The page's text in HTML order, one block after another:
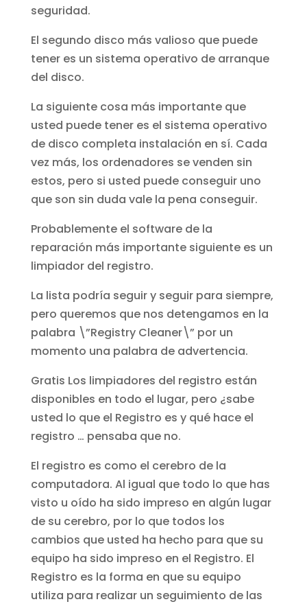
seguridad.
El segundo disco más valioso que puede
tener es un sistema operativo de arranque
del disco.
La siguiente cosa más importante que
usted puede tener es el sistema operativo
de disco completa instalación en sí. Cada
vez más, los ordenadores se venden sin
estos, pero si usted puede conseguir uno
que son sin duda vale la pena conseguir.
Probablemente el software de la
reparación más importante siguiente es un
limpiador del registro.
La lista podría seguir y seguir para siempre,
pero queremos que nos detengamos en la
palabra \”Registry Cleaner\” por un
momento una palabra de advertencia.
Gratis Los limpiadores del registro están
disponibles en todo el lugar, pero ¿sabe
usted lo que el Registro es y qué hace el
registro … pensaba que no.
El registro es como el cerebro de la
computadora. Al igual que todo lo que has
visto u oído ha sido impreso en algún lugar
de su cerebro, por lo que todos los
cambios que usted ha hecho para que su
equipo ha sido impreso en el Registro. El
Registro es la forma en que su equipo
utiliza para realizar un seguimiento de las